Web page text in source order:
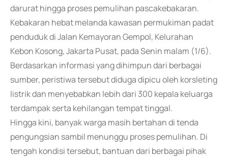
darurat hingga proses pemulihan pascakebakaran.
Kebakaran hebat melanda kawasan permukiman padat
penduduk di Jalan Kemayoran Gempol, Kelurahan
Kebon Kosong, Jakarta Pusat, pada Senin malam (1/6).
Berdasarkan informasi yang dihimpun dari berbagai
sumber, peristiwa tersebut diduga dipicu oleh korsleting
listrik dan menyebabkan lebih dari 300 kepala keluarga
terdampak serta kehilangan tempat tinggal.
Hingga kini, banyak warga masih bertahan di tenda
pengungsian sambil menunggu proses pemulihan. Di
tengah kondisi tersebut, bantuan dari berbagai pihak